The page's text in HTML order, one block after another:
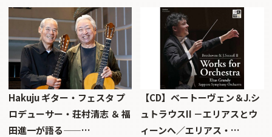
Hakuju ギター・フェスタ プ
ロデューサー・荘村清志 ＆ 福
田進一が語る——…
【CD】ベートーヴェン＆J.シ
ュトラウスII －エリアスとウ
ィーンへ／エリアス・…